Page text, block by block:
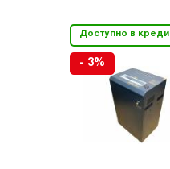
Доступно в
- 3%